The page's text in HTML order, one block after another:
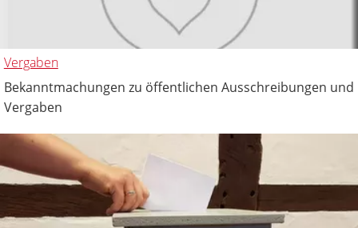
Vergaben
Bekanntmachungen zu öffentlichen Ausschreibungen und
Vergaben